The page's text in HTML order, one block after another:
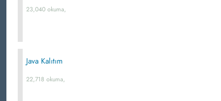
23,040 okuma,
Java Kalıtım
22,718 okuma,